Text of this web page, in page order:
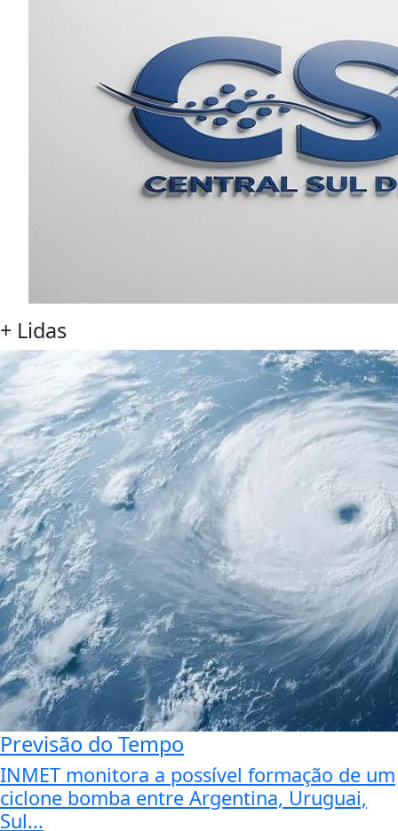
+ Lidas
Previsão do Tempo
INMET monitora a possível formação de um
ciclone bomba entre Argentina, Uruguai,
Sul...